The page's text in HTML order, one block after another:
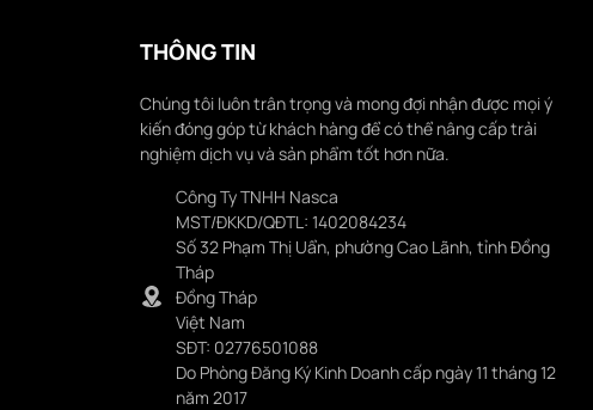
THÔNG TIN
Chúng tôi luôn trân trọng và mong đợi nhận được mọi ý
kiến đóng góp từ khách hàng để có thể nâng cấp trải
nghiệm dịch vụ và sản phẩm tốt hơn nữa.
Công Ty TNHH Nasca
MST/ĐKKD/QĐTL: 1402084234
Số 32 Phạm Thị Uẩn, phường Cao Lãnh, tỉnh Đồng
Tháp
Đồng Tháp
Việt Nam
SĐT: 02776501088
Do Phòng Đăng Ký Kinh Doanh cấp ngày 11 tháng 12
năm 2017